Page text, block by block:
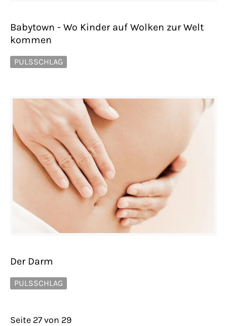
Babytown - Wo Kinder auf Wolken zur Welt
kommen
PULSSCHLAG
Der Darm
PULSSCHLAG
Seite 27 von 29